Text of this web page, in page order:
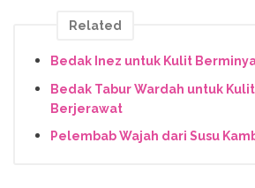
Related
Bedak Inez untuk Kulit
Bedak Tabur Wardah untuk
Berjerawat
Pelembab Wajah dari Susu